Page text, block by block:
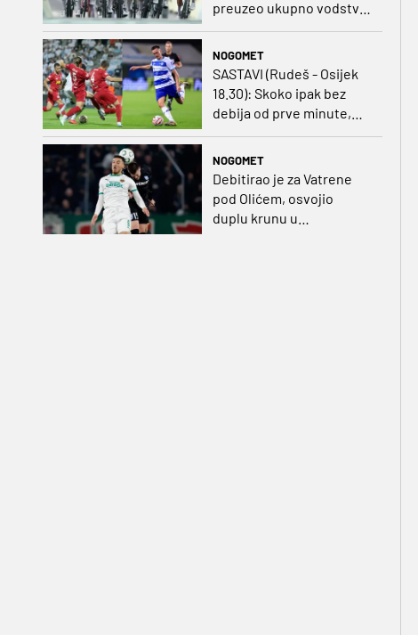
preuzeo ukupno vodstvo
u Poljskoj
NOGOMET
SASTAVI (Rudeš - Osijek
18.30): Skoko ipak bez
debija od prve minute,
prvo kolo
NOGOMET
Debitirao je za Vatrene
pod Olićem, osvojio
duplu krunu u